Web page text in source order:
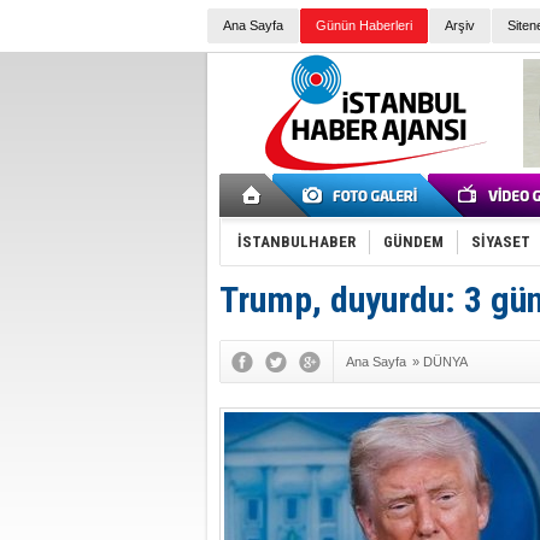
Ana Sayfa Günün Haberleri Arşiv
İSTANBULHABER GÜNDEM SİYASET
Trump, duyurdu: 3
Ana Sayfa » DÜNYA